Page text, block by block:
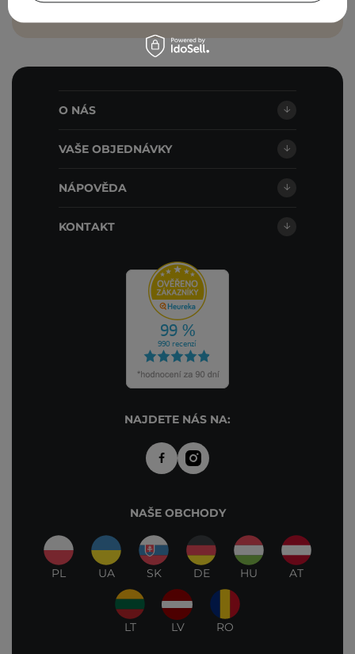
O NÁS
VAŠE OBJEDNÁVKY
NÁPOVĚDA
KONTAKT
NAJDETE NÁS NA:
NAŠE OBCHODY
PL UA SK DE HU AT
LT LV RO